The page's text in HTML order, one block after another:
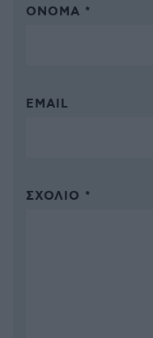
ΌΝΟΜΑ *
EMAIL
ΣΧΌΛΙΟ *